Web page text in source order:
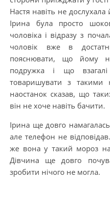
Настя навіть не
Ірина була просто
чоловіка і відразу з
чоловік вже в
пояснювати, що йому
подружка і що
товаришувати з такими
наостанок сказав, що
він не хоче навіть бачити.
Ірина ще довго
але телефон не
же вона у такий мороз
Дівчина ще довго
зробити нічого не могла.